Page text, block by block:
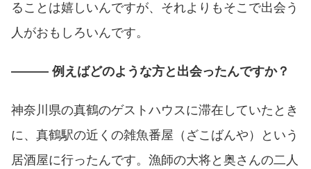
ることは嬉しいんですが、それよりもそこで出会う
人がおもしろいんです。
――― 例えばどのような方と出会ったんですか？
神奈川県の真鶴のゲストハウスに滞在していたとき
に、真鶴駅の近くの雑魚番屋（ざこばんや）という
居酒屋に行ったんです。漁師の大将と奥さんの二人